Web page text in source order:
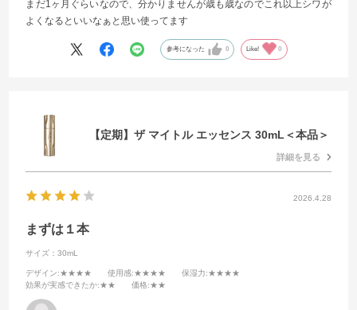
まだ1ヶ月ぐらいなので、分かりませんが歳も歳なのでこれ以上シワが
よくなるといいなぁと思い使ってます
参考になった 0 Like! 0
【定期】ザ マイトル エッセンス 30mL＜本品＞
詳細を見る
2026.4.28
まずは１本
サイズ：30mL
デザイン:★★★★ 使用感:★★★★ 保湿力:★★★★
効果が実感できたか:★★ 価格:★★